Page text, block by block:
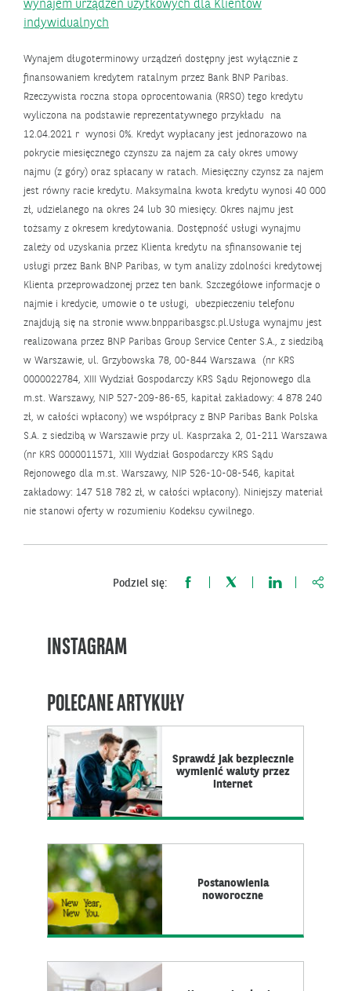
wynajem urządzeń użytkowych dla Klientów
indywidualnych
Wynajem długoterminowy urządzeń dostępny jest wyłącznie z
finansowaniem kredytem ratalnym przez Bank BNP Paribas.
Rzeczywista roczna stopa oprocentowania (RRSO) tego kredytu
wyliczona na podstawie reprezentatywnego przykładu na
12.04.2021 r wynosi 0%. Kredyt wypłacany jest jednorazowo na
pokrycie miesięcznego czynszu za najem za cały okres umowy
najmu (z góry) oraz spłacany w ratach. Miesięczny czynsz za najem
jest równy racie kredytu. Maksymalna kwota kredytu wynosi 40 000
zł, udzielanego na okres 24 lub 30 miesięcy. Okres najmu jest
tożsamy z okresem kredytowania. Dostępność usługi wynajmu
zależy od uzyskania przez Klienta kredytu na sfinansowanie tej
usługi przez Bank BNP Paribas, w tym analizy zdolności kredytowej
Klienta przeprowadzonej przez ten bank. Szczegółowe informacje o
najmie i kredycie, umowie o te usługi, ubezpieczeniu telefonu
znajdują się na stronie www.bnpparibasgsc.pl.Usługa wynajmu jest
realizowana przez BNP Paribas Group Service Center S.A., z siedzibą
w Warszawie, ul. Grzybowska 78, 00-844 Warszawa (nr KRS
0000022784, XIII Wydział Gospodarczy KRS Sądu Rejonowego dla
m.st. Warszawy, NIP 527-209-86-65, kapitał zakładowy: 4 878 240
zł, w całości wpłacony) we współpracy z BNP Paribas Bank Polska
S.A. z siedzibą w Warszawie przy ul. Kasprzaka 2, 01-211 Warszawa
(nr KRS 0000011571, XIII Wydział Gospodarczy KRS Sądu
Rejonowego dla m.st. Warszawy, NIP 526-10-08-546, kapitał
zakładowy: 147 518 782 zł, w całości wpłacony). Niniejszy materiał
nie stanowi oferty w rozumieniu Kodeksu cywilnego.
Podziel się:
INSTAGRAM
POLECANE ARTYKUŁY
Sprawdź jak bezpiecznie
wymienić waluty przez
internet
Postanowienia
noworoczne